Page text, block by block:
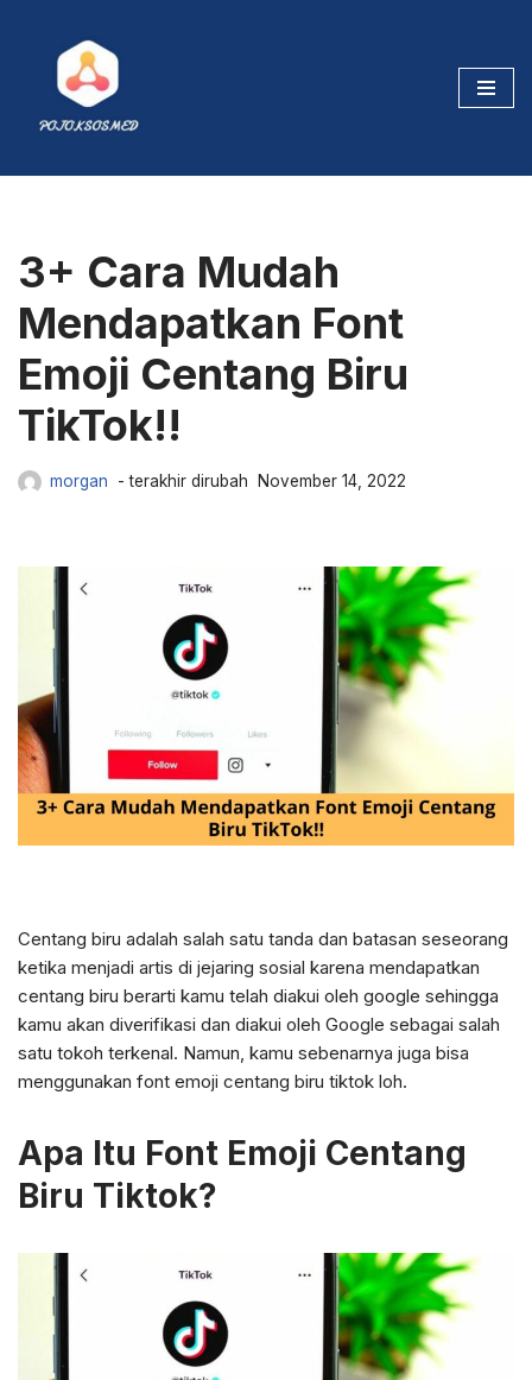
content
3+ Cara Mudah
Mendapatkan Font
Emoji Centang Biru
TikTok!!
morgan November 14, 2022
Centang biru adalah salah satu tanda dan batasan seseorang
ketika menjadi artis di jejaring sosial karena mendapatkan
centang biru berarti kamu telah diakui oleh google sehingga
kamu akan diverifikasi dan diakui oleh Google sebagai salah
satu tokoh terkenal. Namun, kamu sebenarnya juga bisa
menggunakan font emoji centang biru tiktok loh.
Apa Itu Font Emoji Centang
Biru Tiktok?
ke Akun TikTok kesayangan kamu.
Cek Sekarang